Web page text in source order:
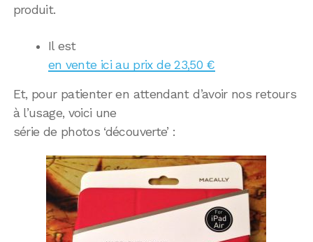
produit.
Il est
en vente ici au prix de 23,50 €
Et, pour patienter en attendant d’avoir nos retours
à l’usage, voici une
série de photos ‘découverte’ :